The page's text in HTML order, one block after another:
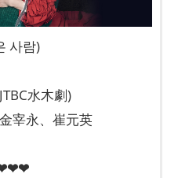
사람)
水木劇)
宰永、崔元英